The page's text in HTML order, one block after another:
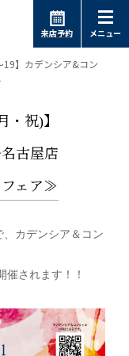
来店予約 メニュー
19】カデンシア&コン
・祝)】
古屋店
ェア≫
カデンシア＆コン
されます！！